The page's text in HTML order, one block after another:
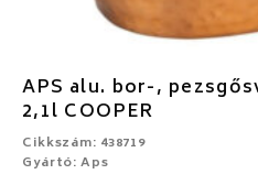
APS alu. bor-,
2,1l COOPER
Cikkszám: 438719
Gyártó: Aps